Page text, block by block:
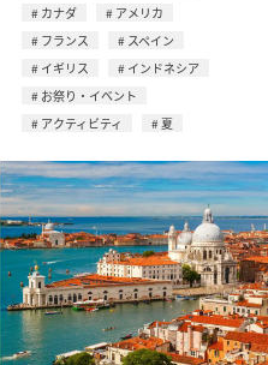
カナダ
アメリカ
フランス
スペイン
イギリス
インドネシア
お祭り・イベント
アクティビティ
夏